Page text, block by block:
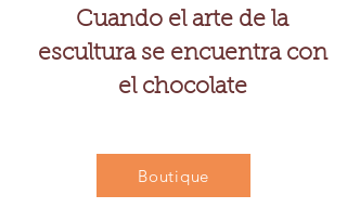
Cuando el arte de la
escultura se encuentra con
el chocolate
Boutique